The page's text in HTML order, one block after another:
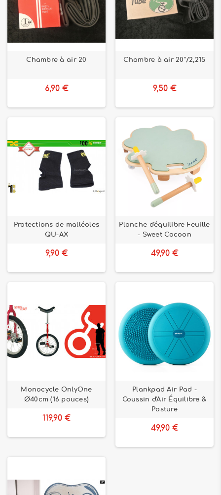
Chambre à air 20
6,90 €
Chambre à air 20"/2,215
9,50 €
Protections de malléoles
QU-AX
9,90 €
Planche d'équilibre Feuille
- Sweet Cocoon
49,90 €
Monocycle OnlyOne
Ø40cm (16 pouces)
119,90 €
Plankpad Air Pad -
Coussin d'Air Équilibre &
Posture
49,90 €